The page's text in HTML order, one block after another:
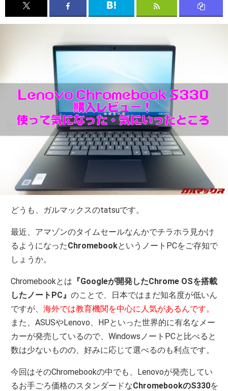
どうも、ガルマックスのtatsuです。
最近、アマゾンのタイムセールなんかでチラホラ見かけ
るようになったChromebookというノートPCをご存知で
しょうか。
Chromebookとは 『Googleが開発したChrome OSを搭載
したノートPC』のことで、日本ではまだ知名度が低いん
ですが、海外では教育機関を中心に人気があるんです。
また、ASUSやLenovo、HPといった世界的に有名なメー
カーが発売しているので、WindowsノートPCと比べると
数は少ないものの、好みに応じて選べるのも利点です。
今回はそのChromebookの中でも、Lenovoが発売してい
るお手ごろ価格のスタンダードなChromebookのS330を